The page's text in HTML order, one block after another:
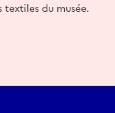
du musée.